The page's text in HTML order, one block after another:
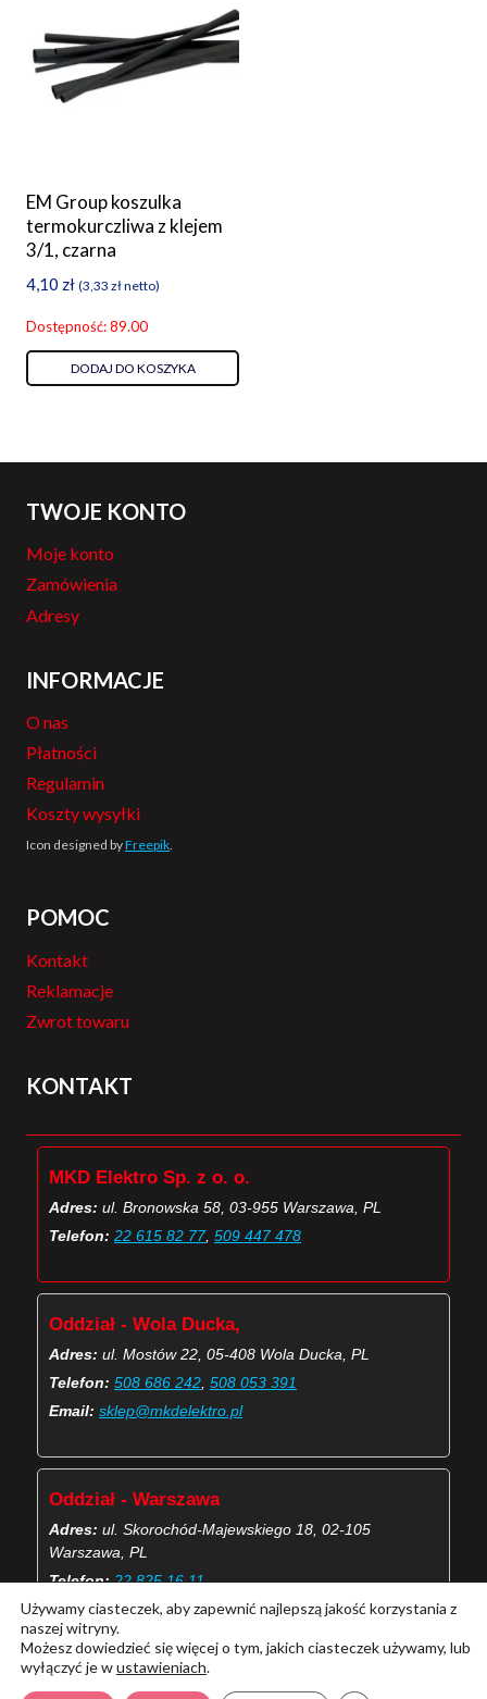
EM Group koszulka
termokurczliwa z klejem
3/1, czarna
4,10 zł (3,33 złnetto)
Dostępność: 89.00
DODAJ DO KOSZYKA
TWOJE KONTO
Moje konto
Zamówienia
Adresy
INFORMACJE
O nas
Płatności
Regulamin
Koszty wysyłki
Icon designed byFreepik.
POMOC
Kontakt
Reklamacje
Zwrot towaru
KONTAKT
MKD Elektro Sp. z o. o.
Adres: ul. Bronowska 58, 03-955 Warszawa, PL
Telefon: 22 615 82 77, 509 447 478
Oddział - Wola Ducka,
Adres: ul. Mostów 22, 05-408 Wola Ducka, PL
Telefon: 508 686 242 508 053 391
Email: sklep@mkdelektro.pl
Oddział - Warszawa
Adres: ul. Skorochód-Majewskiego 18, 02-105
Warszawa, PL
Telefon: 22 825 16 11
Email: skorochod@mkdelektro.pl
(Więcej o kontaktach MKD Elektro)
Używamy ciasteczek, aby zapewnić najlepszą jakość korzystania z
naszej witryny.
Możesz dowiedzieć się więcej o tym, jakich ciasteczek używamy, lub
wyłączyć je wustawieniach.